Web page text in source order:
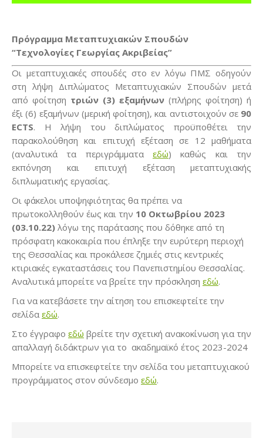
Πρόγραμμα Μεταπτυχιακών Σπουδών
“Τεχνολογίες Γεωργίας Ακριβείας”
Οι μεταπτυχιακές σπουδές στο εν λόγω ΠΜΣ οδηγούν
στη λήψη Διπλώματος Μεταπτυχιακών Σπουδών μετά
από φοίτηση τριών (3) εξαμήνων (πλήρης φοίτηση) ή
έξι (6) εξαμήνων (μερική φοίτηση), και αντιστοιχούν σε 90
ECTS. Η λήψη του διπλώματος προϋποθέτει την
παρακολούθηση και επιτυχή εξέταση σε 12 μαθήματα
(αναλυτικά τα περιγράμματα εδώ) καθώς και την
εκπόνηση και επιτυχή εξέταση μεταπτυχιακής
διπλωματικής εργασίας.
Οι φάκελοι υποψηφιότητας θα πρέπει να
πρωτοκολληθούν έως και την 10 Οκτωβρίου 2023
(03.10.22) λόγω της παράτασης που δόθηκε από τη
πρόσφατη κακοκαιρία που έπληξε την ευρύτερη περιοχή
της Θεσσαλίας και προκάλεσε ζημιές στις κεντρικές
κτιριακές εγκαταστάσεις του Πανεπιστημίου Θεσσαλίας.
Αναλυτικά μπορείτε να βρείτε την πρόσκληση εδώ.
Για να κατεβάσετε την αίτηση του επισκεφτείτε την
σελίδα εδώ.
Στο έγγραφο εδώ βρείτε την σχετική ανακοκίνωση για την
απαλλαγή διδάκτρων για το ακαδημαϊκό έτος 2023-2024
Μπορείτε να επισκεφτείτε την σελίδα του μεταπτυχιακού
προγράμματος στον σύνδεσμο εδώ.